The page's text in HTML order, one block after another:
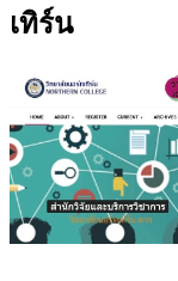
เทิร์น